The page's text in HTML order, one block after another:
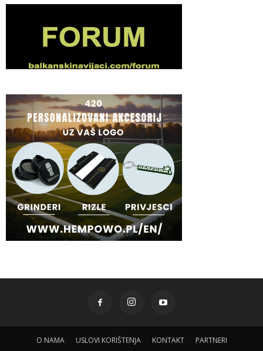
O NAMA USLOVI KORIŠTENJA KONTAKT PARTNERI